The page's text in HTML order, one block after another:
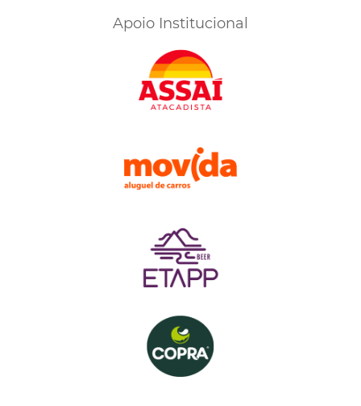
Apoio Institucional